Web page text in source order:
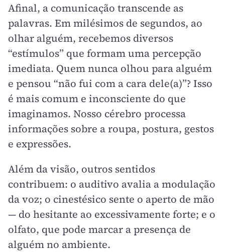
Afinal, a comunicação transcende as
palavras. Em milésimos de segundos, ao
olhar alguém, recebemos diversos
“estímulos” que formam uma percepção
imediata. Quem nunca olhou para alguém
e pensou “não fui com a cara dele(a)”? Isso
é mais comum e inconsciente do que
imaginamos. Nosso cérebro processa
informações sobre a roupa, postura, gestos
e expressões.
Além da visão, outros sentidos
contribuem: o auditivo avalia a modulação
da voz; o cinestésico sente o aperto de mão
— do hesitante ao excessivamente forte; e o
olfato, que pode marcar a presença de
alguém no ambiente.